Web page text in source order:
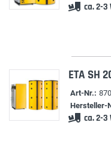
ca. 2-3
ETA SH
Art-Nr.:
Hersteller-
ca. 2-3